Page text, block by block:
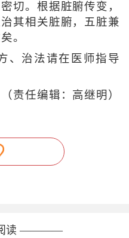
切。根据脏腑传变，
其相关脏腑，五脏兼
。
治法请在医师指导
任编辑：高继明）
读 ————